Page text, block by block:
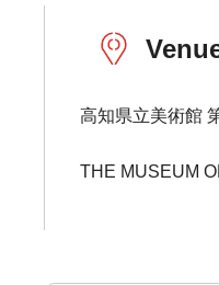
高知県立美術館
THE MUSEUM